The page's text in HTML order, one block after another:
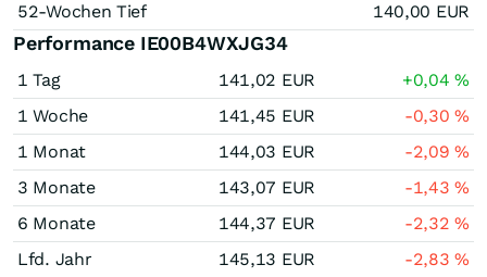
52-Wochen Tief
140,00 EUR
Performance IE00B4WXJG34
1 Tag 141,02 EUR +0,04%
1 Woche
141,45 EUR -0,30%
1 Monat
144,03 EUR -2,09%
3 Monate
143,07 EUR -1,43%
6 Monate
144,37 EUR -2,32%
Lfd. Jahr
145,13 EUR -2,83%